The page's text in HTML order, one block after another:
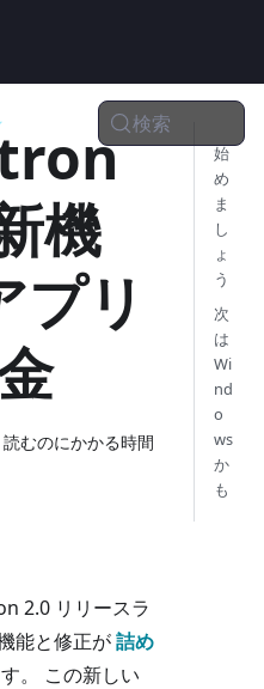
検索
機
プリ
読むのにかかる時間
2.0 リリースラ
能と修正が詰め
。 この新しい
始
め
ま
し
ょ
う
次
は
Wi
nd
o
ws
か
も